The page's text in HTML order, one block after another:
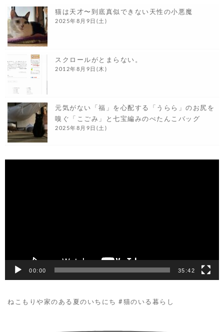
猫は天才〜到底真似できない天性の小悪魔
2025年8月9日(土)
スクロールがとまらない。
2012年8月9日(木)
元気がない「福」を心配する「うらら」のお尻を
嗅ぐ「こごみ」と七宝編みのぺたんこバッグ
2025年8月9日(土)
00:00 35:42
ねこもりや家のある夏のいちにち #猫のいる暮らし